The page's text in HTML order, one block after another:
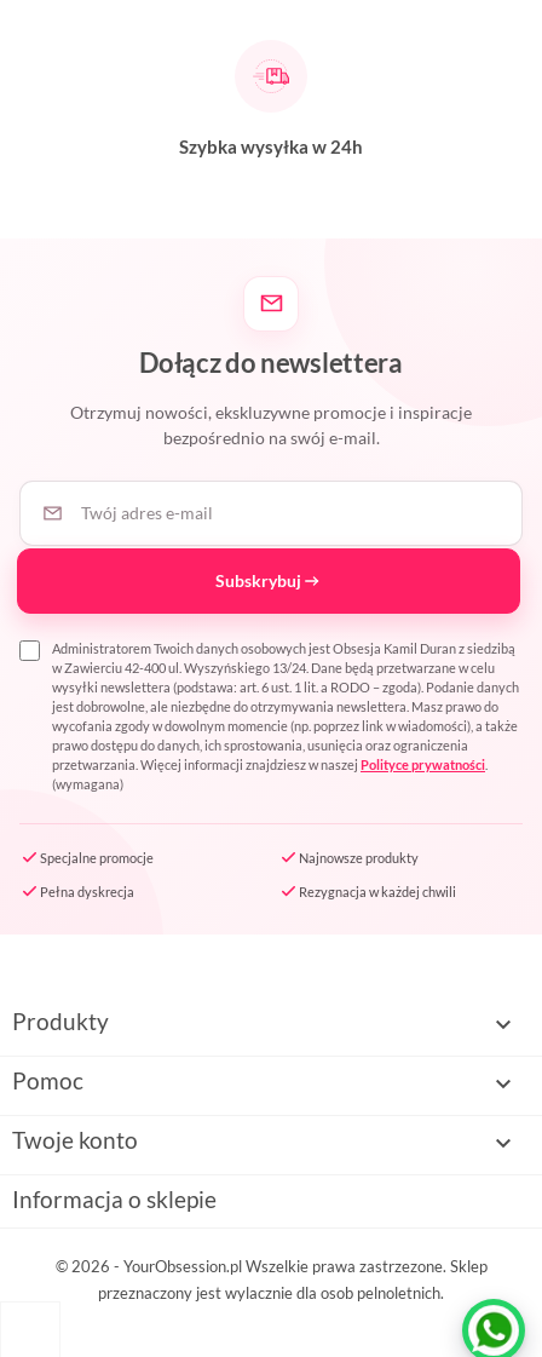
Szybka wysyłka w 24h
Dołącz do newslettera
Otrzymuj nowości, ekskluzywne promocje i inspiracje
bezpośrednio na swój e-mail.
Twój adres e-mail
Subskrybuj
Administratorem Twoich danych osobowych jest Obsesja Kamil Duran z siedzibą
w Zawierciu 42-400 ul. Wyszyńskiego 13/24. Dane będą przetwarzane w celu
wysyłki newslettera (podstawa: art. 6 ust. 1 lit. a RODO – zgoda). Podanie danych
jest dobrowolne, ale niezbędne do otrzymywania newslettera. Masz prawo do
wycofania zgody w dowolnym momencie (np. poprzez link w wiadomości), a także
prawo dostępu do danych, ich sprostowania, usunięcia oraz ograniczenia
przetwarzania. Więcej informacji znajdziesz w naszej Polityce prywatności
(wymagana)
Specjalne promocje Najnowsze produkty
Pełna dyskrecja Rezygnacja w każdej chwili
Produkty 
Pomoc 
Twoje konto 
Informacja o sklepie
© 2026 - YourObsession.pl Wszelkie prawa zastrzezone. Sklep
przeznaczony jest wylacznie dla osob pelnoletnich.